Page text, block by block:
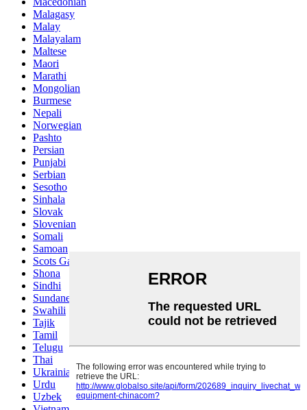
Malagasy
Malay
Malayalam
Maltese
Maori
Marathi
Mongolian
Burmese
Nepali
Norwegian
Pashto
Persian
Punjabi
Serbian
Sesotho
Sinhala
Slovak
Slovenian
Somali
Samoan
Scots Gaelic
Shona
Sindhi
Sundanese
Swahili
Tajik
Tamil
Telugu
Thai
Ukrainian
Urdu
Uzbek